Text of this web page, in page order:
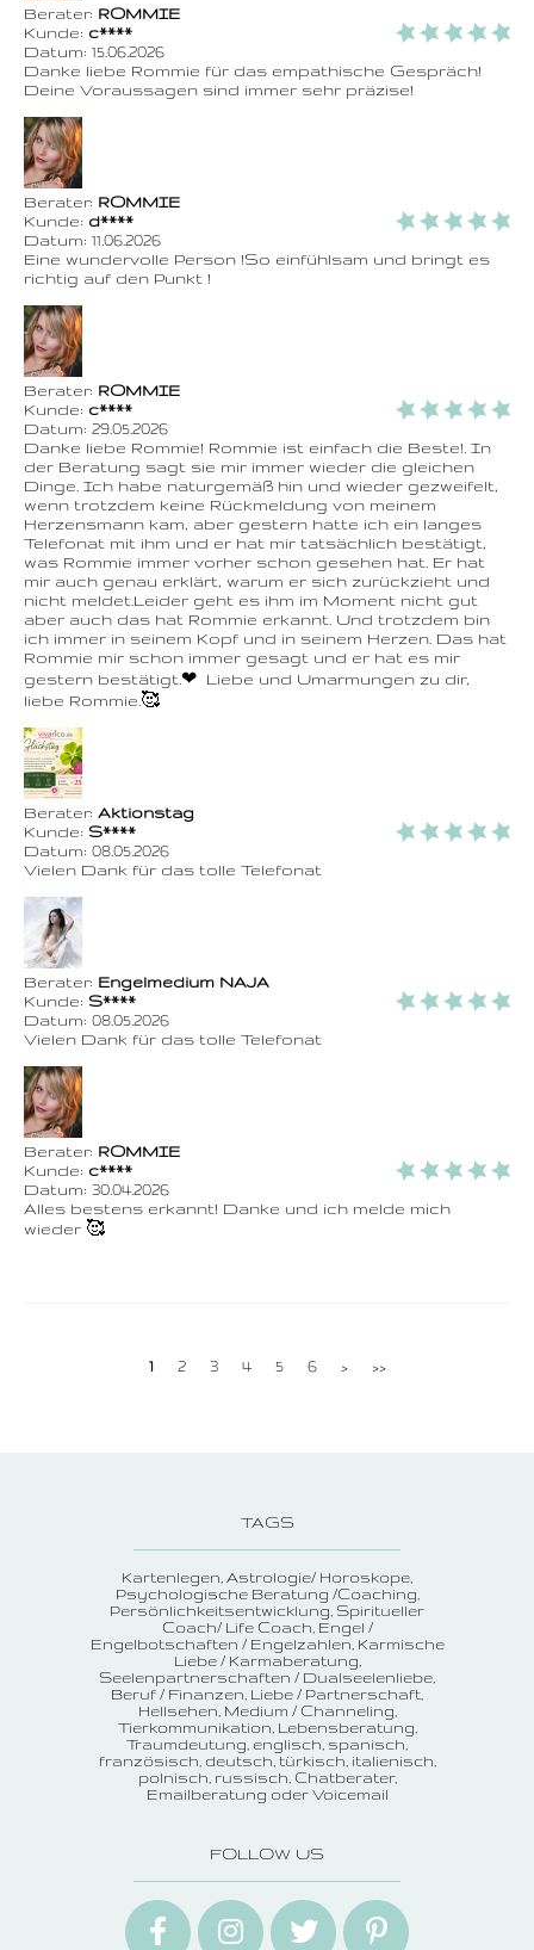
Berater: ROMMIE
Kunde: c****
Datum: 15.06.2026
Danke liebe Rommie für das empathische Gespräch!
Deine Voraussagen sind immer sehr präzise!
Berater: ROMMIE
Kunde: d****
Datum: 11.06.2026
Eine wundervolle Person !So einfühlsam und bringt es
richtig auf den Punkt !
Berater: ROMMIE
Kunde: c****
Datum: 29.05.2026
Danke liebe Rommie! Rommie ist einfach die Beste!. In
der Beratung sagt sie mir immer wieder die gleichen
Dinge. Ich habe naturgemäß hin und wieder gezweifelt,
wenn trotzdem keine Rückmeldung von meinem
Herzensmann kam, aber gestern hatte ich ein langes
Telefonat mit ihm und er hat mir tatsächlich bestätigt,
was Rommie immer vorher schon gesehen hat. Er hat
mir auch genau erklärt, warum er sich zurückzieht und
nicht meldet.Leider geht es ihm im Moment nicht gut
aber auch das hat Rommie erkannt. Und trotzdem bin
ich immer in seinem Kopf und in seinem Herzen. Das hat
Rommie mir schon immer gesagt und er hat es mir
gestern bestätigt.❤ ️ Liebe und Umarmungen zu dir,
liebe Rommie.🥰
Berater: Aktionstag
Kunde: S****
Datum: 08.05.2026
Vielen Dank für das tolle Telefonat
Berater: Engelmedium NAJA
Kunde: S****
Datum: 08.05.2026
Vielen Dank für das tolle Telefonat
Berater: ROMMIE
Kunde: c****
Datum: 30.04.2026
Alles bestens erkannt! Danke und ich melde mich
wieder 🥰
1 2 3 4 5 6 > >>
TAGS
Kartenlegen Astrologie/ Horoskope
Psychologische Beratung /Coaching
Persönlichkeitsentwicklung Spiritueller
Coach/ Life Coach Engel /
Engelbotschaften / Engelzahlen Karmische
Liebe / Karmaberatung
Seelenpartnerschaften / Dualseelenliebe
Beruf / Finanzen Liebe / Partnerschaft
Hellsehen Medium / Channeling
Tierkommunikation Lebensberatung
Traumdeutung englisch, spanisch,
französisch, deutsch, türkisch, italienisch,
polnisch, russisch Chatberater
Emailberatung oder Voicemail
FOLLOW US